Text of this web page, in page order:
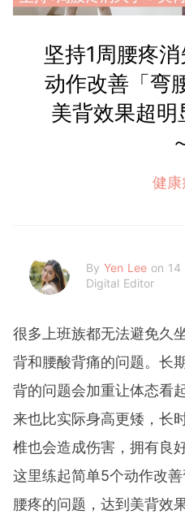
坚持1周腰疼
动作改善「弯
美背效果超明
健康
By Yen Lee on 14
Digital Editor
很多上班族都无法避免久
背和腰酸背痛的问题。长
背的问题会加重让体态看
来也比实际身高更矮，长
椎也会造成伤害，拥有良
这里练起简单5个动作改
腰疼的问题，达到美背效